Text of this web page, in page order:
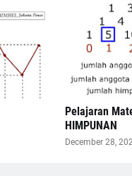
Pelajaran
HIMPUNAN
December 28,